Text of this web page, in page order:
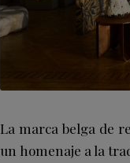
La marca belga de
un homenaje a la